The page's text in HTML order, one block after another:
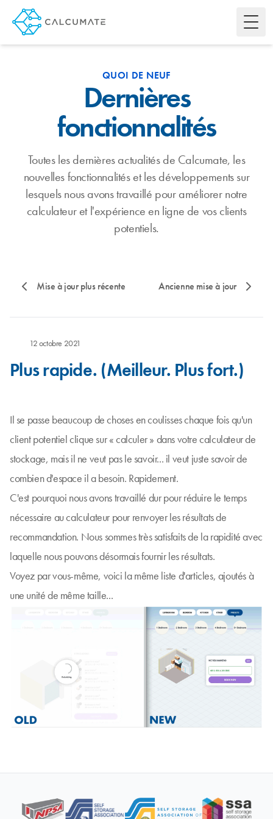
QUOI DE NEUF
Dernières
fonctionnalités
Toutes les dernières actualités de Calcumate, les
nouvelles fonctionnalités et les développements sur
lesquels nous avons travaillé pour améliorer notre
calculateur et l'expérience en ligne de vos clients
potentiels.
Mise à jour plus récente Ancienne mise à jour
12 octobre 2021
Plus rapide. (Meilleur. Plus fort.)
Il se passe beaucoup de choses en coulisses chaque fois qu'un
client potentiel clique sur « calculer » dans votre calculateur de
stockage, mais il ne veut pas le savoir... il veut juste savoir de
combien d'espace il a besoin. Rapidement.
C'est pourquoi nous avons travaillé dur pour réduire le temps
nécessaire au calculateur pour renvoyer les résultats de
recommandation. Nous sommes très satisfaits de la rapidité avec
laquelle nous pouvons désormais fournir les résultats.
Voyez par vous-même, voici la même liste d'articles, ajoutés à
une unité de même taille...